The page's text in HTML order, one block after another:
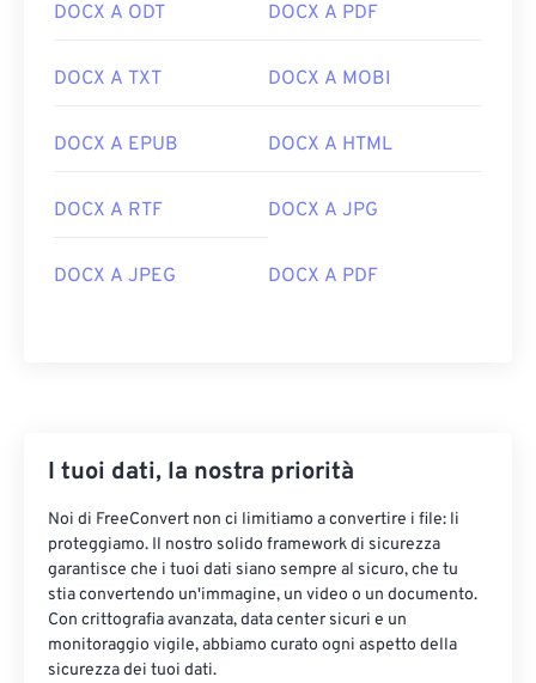
DOCX A ODT DOCX A PDF
DOCX A TXT DOCX A MOBI
DOCX A EPUB DOCX A HTML
DOCX A RTF DOCX A JPG
DOCX A JPEG DOCX A PDF
I tuoi dati, la nostra priorità
Noi di FreeConvert non ci limitiamo a convertire i file: li
proteggiamo. Il nostro solido framework di sicurezza
garantisce che i tuoi dati siano sempre al sicuro, che tu
stia convertendo un'immagine, un video o un documento.
Con crittografia avanzata, data center sicuri e un
monitoraggio vigile, abbiamo curato ogni aspetto della
sicurezza dei tuoi dati.